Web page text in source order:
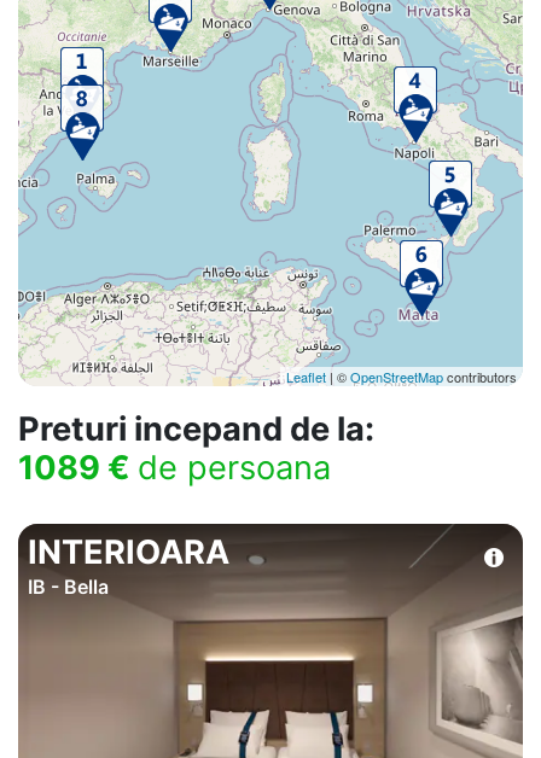
Leaflet | ©OpenStreetMapcontributors
Preturi incepand de la:
1089 € de persoana
INTERIOARA
IB - Bella